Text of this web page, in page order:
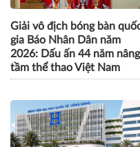
Giải vô địch bóng bàn
gia Báo Nhân Dân năm
2026: Dấu ấn 44 năm nâng
tầm thể thao Việt Nam